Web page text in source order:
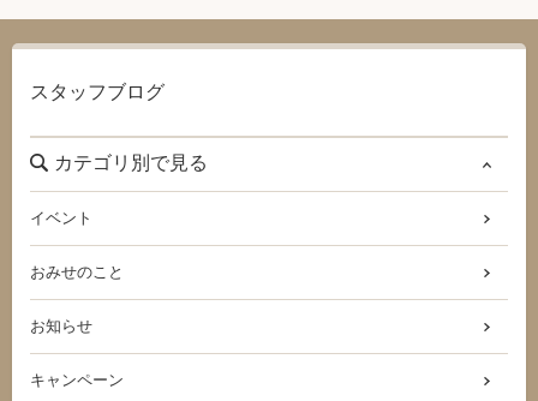
スタッフブログ
カテゴリ別で見る
イベント
おみせのこと
お知らせ
キャンペーン